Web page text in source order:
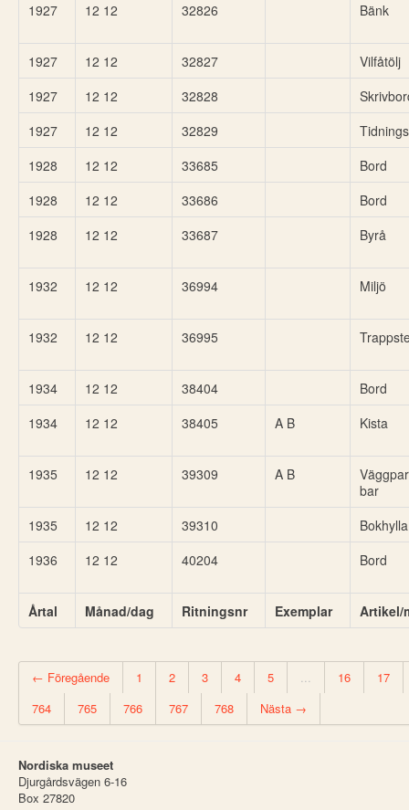
1927
12 12 32826 Bänk
1927 12 12 32827
Vilfåtölj
1927
12 12 32828
1927
12 12 32829
1928
12 12 33685
Bord
1928
12 12 33686
Bord
1928
12 12 33687 Byrå
1932 12 12 36994 Miljö
1932 12 12 36995
1934 12 12 38404
Bord
1934
12 12 38405 A B Kista
1935 12 12 39309 A B
bar
1935
12 12 39310
Bokhylla
1936
12 12 40204 Bord
Årtal Månad/dag Ritningsnr Exemplar Artikel/
← Föregående 1 2 3 4 5 ... 16
17
764
765 766 767 768 Nästa →
Nordiska museet
Djurgårdsvägen 6-16
Box 27820